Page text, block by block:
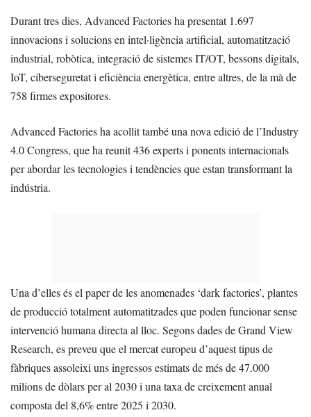
Durant tres dies, Advanced Factories ha presentat 1.697
innovacions i solucions en intel·ligència artificial, automatització
industrial, robòtica, integració de sistemes IT/OT, bessons digitals,
IoT, ciberseguretat i eficiència energètica, entre altres, de la mà de
758 firmes expositores.
Advanced Factories ha acollit també una nova edició de l’Industry
4.0 Congress, que ha reunit 436 experts i ponents internacionals
per abordar les tecnologies i tendències que estan transformant la
indústria.
Una d’elles és el paper de les anomenades ‘dark factories’, plantes
de producció totalment automatitzades que poden funcionar sense
intervenció humana directa al lloc. Segons dades de Grand View
Research, es preveu que el mercat europeu d’aquest tipus de
fàbriques assoleixi uns ingressos estimats de més de 47.000
milions de dòlars per al 2030 i una taxa de creixement anual
composta del 8,6% entre 2025 i 2030.